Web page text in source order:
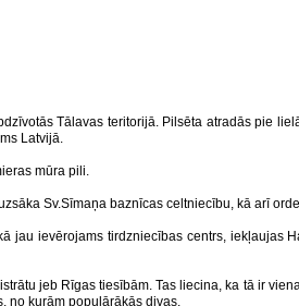
Tālavas teritorijā. Pilsēta atradās pie
Latvijā.
mūra pili.
Sv.Sīmaņa baznīcas celtniecību, kā arī
jau ievērojams tirdzniecības centrs,
jeb Rīgas tiesībām. Tas liecina, ka tā ir
no kurām populārākās divas.